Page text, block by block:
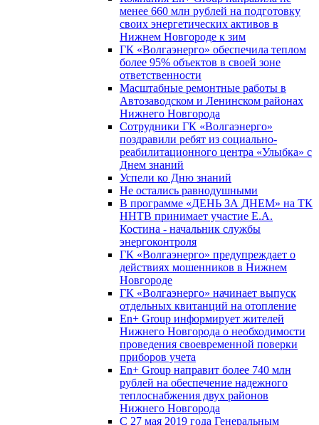
менее 660 млн рублей на подготовку
своих энергетических активов в
Нижнем Новгороде к зим
ГК «Волгаэнерго» обеспечила теплом
более 95% объектов в своей зоне
ответственности
Масштабные ремонтные работы в
Автозаводском и Ленинском районах
Нижнего Новгорода
Сотрудники ГК «Волгаэнерго»
поздравили ребят из социально-
реабилитационного центра «Улыбка» с
Днем знаний
Успели ко Дню знаний
Не остались равнодушными
В программе «ДЕНЬ ЗА ДНЕМ» на ТК
ННТВ принимает участие Е.А.
Костина - начальник службы
энергоконтроля
ГК «Волгаэнерго» предупреждает о
действиях мошенников в Нижнем
Новгороде
ГК «Волгаэнерго» начинает выпуск
отдельных квитанций на отопление
En+ Group информирует жителей
Нижнего Новгорода о необходимости
проведения своевременной поверки
приборов учета
En+ Group направит более 740 млн
рублей на обеспечение надежного
теплоснабжения двух районов
Нижнего Новгорода
С 27 мая 2019 года Генеральным